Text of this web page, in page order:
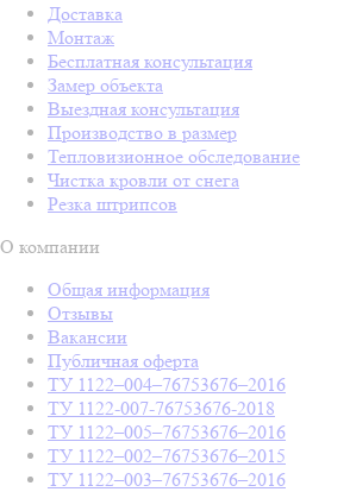
Доставка
Монтаж
Бесплатная консультация
Замер объекта
Выездная консультация
Производство в размер
Тепловизионное обследование
Чистка кровли от снега
Резка штрипсов
О компании
Общая информация
Отзывы
Вакансии
Публичная оферта
ТУ 1122–004–76753676–2016
ТУ 1122-007-76753676-2018
ТУ 1122–005–76753676–2016
ТУ 1122–002–76753676–2015
ТУ 1122–003–76753676–2016